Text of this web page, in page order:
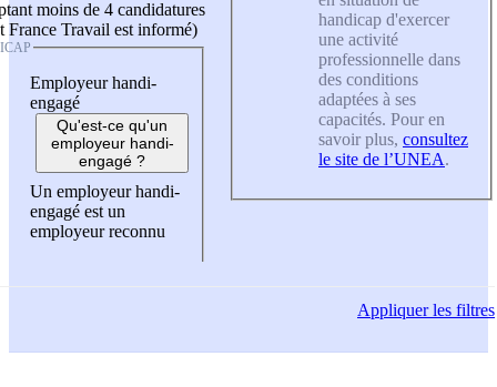
moins de 4 candidatures
France Travail est informé)
Employeur handi-
engagé
Qu'est-ce qu'un
employeur handi-
engagé ?
Un employeur handi-
engagé est un
employeur reconnu
handicap d'exercer
une activité
professionnelle dans
des conditions
adaptées à ses
capacités. Pour en
savoir plus, consultez
le site de l’UNEA.
Appliquerles filtres